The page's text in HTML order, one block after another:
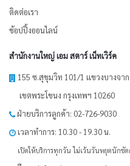
ติดต่อเรา
ช้อปปิ้งออนไลน์
สำนักงานใหญ่ เอม สตาร์ เน็ทเวิร์ค
155 ซ.สุขุมวิท 101/1 เเขวงบางจาก
เขตพระโขนง กรุงเทพฯ 10260
ฝ่ายบริการลูกค้า: 02-726-9030
เวลาทำการ: 10.30 - 19.30 น.
เปิดให้บริการทุกวัน ไม่เว้นวันหยุดนักขั